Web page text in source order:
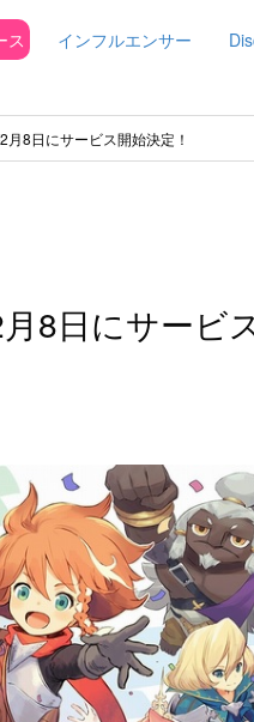
ス インフルエンサー
月8日にサービス開始決定！
8日にサービ